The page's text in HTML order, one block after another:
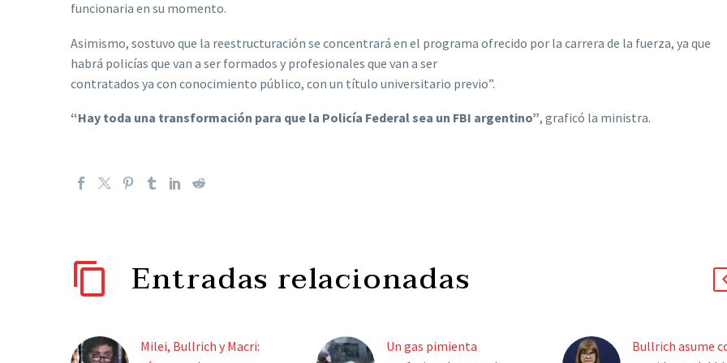
funcionaria en su momento.
Asimismo, sostuvo que la reestructuración se concentrará en el programa ofrecido por la carrera de la fuerza, ya que
habrá policías que van a ser formados y profesionales que van a ser
contratados ya con conocimiento público, con un título universitario previo”.
“Hay toda una transformación para que la Policía Federal sea un FBI argentino”, graficó la ministra.
Entradas relacionadas
Milei, Bullrich y Macri:
Un gas pimienta
Bullrich asume